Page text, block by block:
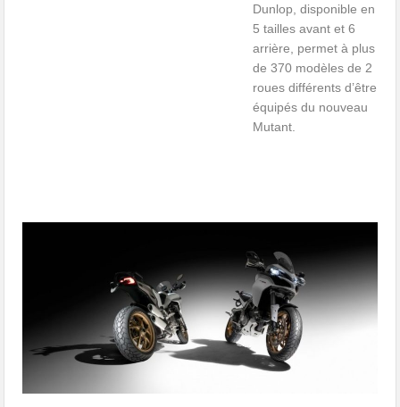
Dunlop, disponible en
5 tailles avant et 6
arrière, permet à plus
de 370 modèles de 2
roues différents d’être
équipés du nouveau
Mutant.